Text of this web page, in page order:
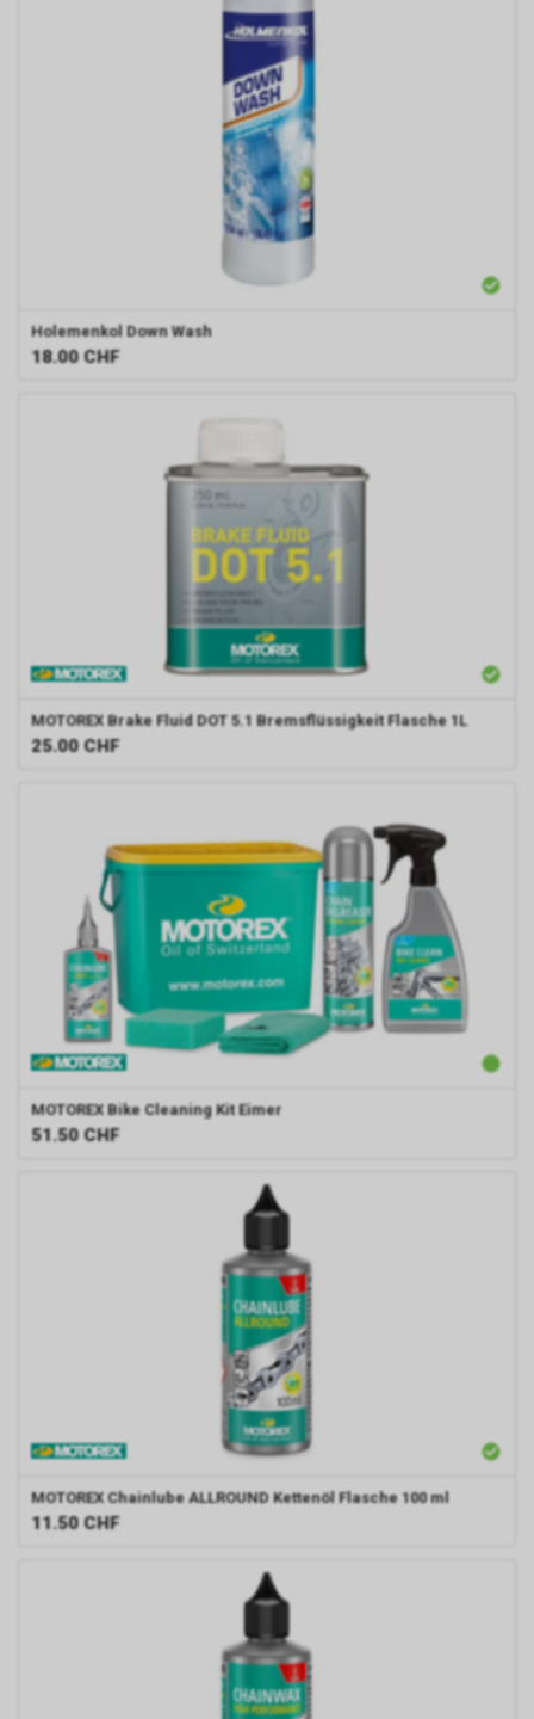
Holemenkol Down Wash
18.00 CHF
MOTOREX Brake Fluid DOT 5.1 Bremsflüssigkeit Flasche 1L
25.00 CHF
MOTOREX Bike Cleaning Kit Eimer
51.50 CHF
MOTOREX Chainlube ALLROUND Kettenöl Flasche 100 ml
11.50 CHF